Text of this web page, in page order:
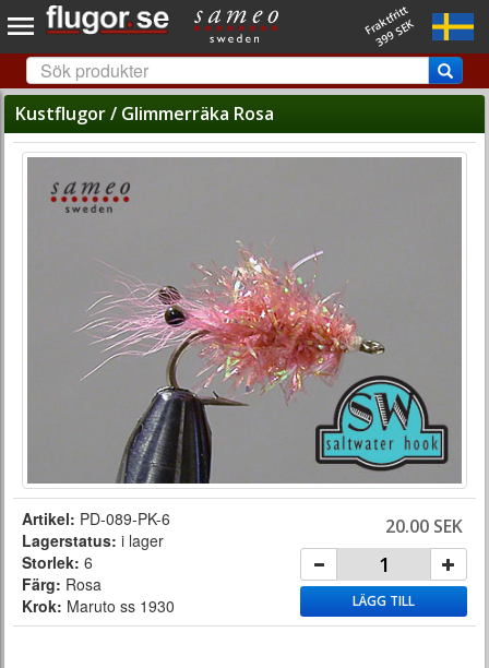
Fraktfritt
399 SEK
Kustflugor / Glimmerräka Rosa
Artikel: PD-089-PK-6
Lagerstatus: i lager
Storlek: 6
Färg: Rosa
Krok: Maruto ss 1930
20.00 SEK
LÄGG TILL